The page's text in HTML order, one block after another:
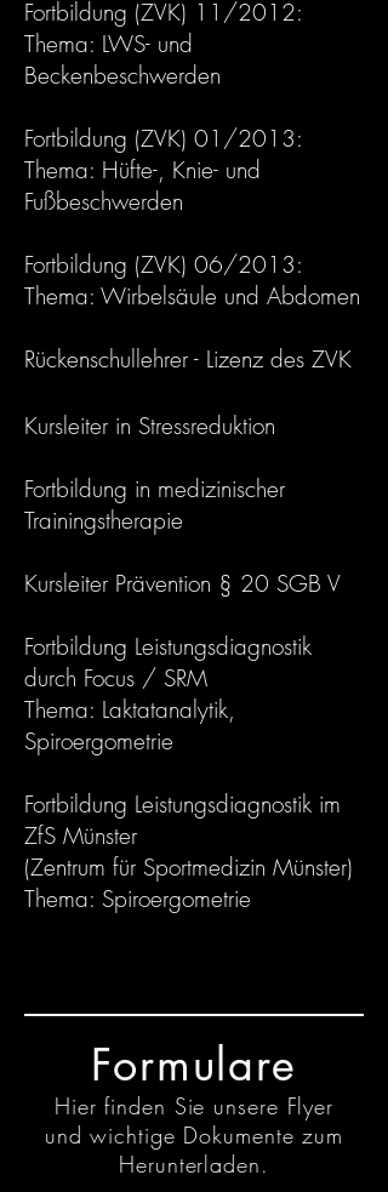
Fortbildung (ZVK) 11/2012:
Thema: LWS- und
Beckenbeschwerden
Fortbildung (ZVK) 01/2013:
Thema: Hüfte-, Knie- und
Fußbeschwerden
Fortbildung (ZVK) 06/2013:
Thema: Wirbelsäule und Abdomen
Rückenschullehrer - Lizenz des ZVK
Kursleiter in Stressreduktion
Fortbildung in medizinischer
Trainingstherapie
Kursleiter Prävention § 20 SGB V
Fortbildung Leistungsdiagnostik
durch Focus / SRM
Thema: Laktatanalytik,
Spiroergometrie
Fortbildung Leistungsdiagnostik im
ZfS Münster
(Zentrum für Sportmedizin Münster)
Thema: Spiroergometrie
Formulare
Hier finden Sie unsere Flyer
und wichtige Dokumente zum
Herunterladen.